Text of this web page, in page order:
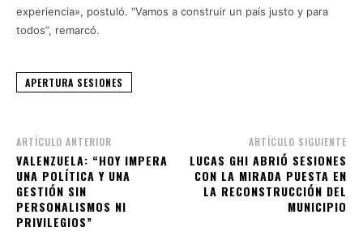
experiencia», postuló. “Vamos a construir un país justo y para
todos”, remarcó.
APERTURA SESIONES
ARTÍCULO ANTERIOR
VALENZUELA: “HOY IMPERA
UNA POLÍTICA Y UNA
GESTIÓN SIN
PERSONALISMOS NI
PRIVILEGIOS”
ARTÍCULO SIGUIENTE
LUCAS GHI ABRIÓ SESIONES
CON LA MIRADA PUESTA EN
LA RECONSTRUCCIÓN DEL
MUNICIPIO